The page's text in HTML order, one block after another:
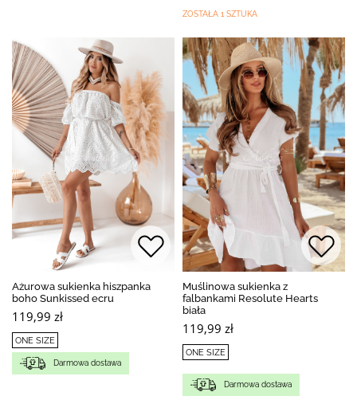
ZOSTAŁA 1 SZTUKA
Ażurowa sukienka hiszpanka
boho Sunkissed ecru
119,99 zł
ONE SIZE
Darmowa dostawa
Muślinowa sukienka z
falbankami Resolute Hearts
biała
119,99 zł
ONE SIZE
Darmowa dostawa